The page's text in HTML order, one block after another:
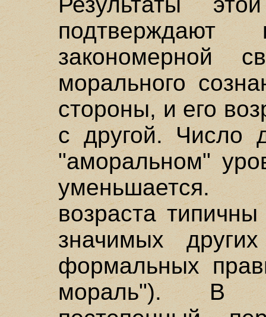
подтверждают
закономерной
морального
стороны, и его
с другой. Число
"аморальном"
уменьшается.
возраста
значимых
формальных
мораль"). В